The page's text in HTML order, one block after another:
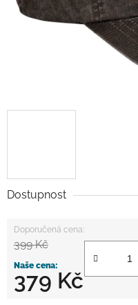
Dostupnost
399 Kč
379 Kč